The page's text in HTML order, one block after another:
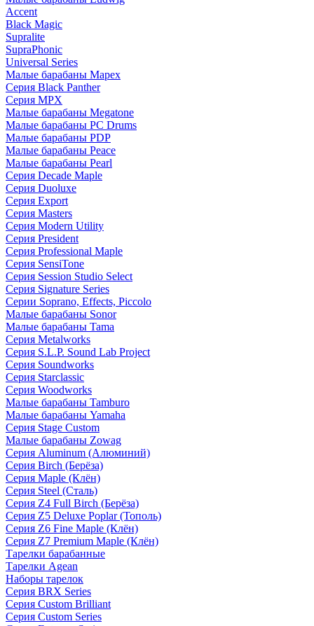
Accent
Black Magic
Supralite
SupraPhonic
Universal Series
Малые барабаны Mapex
Серия Black Panther
Серия MPX
Малые барабаны Megatone
Малые барабаны PC Drums
Малые барабаны PDP
Малые барабаны Peace
Малые барабаны Pearl
Серия Decade Maple
Серия Duoluxe
Серия Export
Серия Masters
Серия Modern Utility
Серия President
Серия Professional Maple
Серия SensiTone
Серия Session Studio Select
Серия Signature Series
Серии Soprano, Effects, Piccolo
Малые барабаны Sonor
Малые барабаны Tama
Серия Metalworks
Серия S.L.P. Sound Lab Project
Серия Soundworks
Серия Starclassic
Серия Woodworks
Малые барабаны Tamburo
Малые барабаны Yamaha
Серия Stage Custom
Малые барабаны Zowag
Серия Aluminum (Алюминий)
Серия Birch (Берёза)
Серия Maple (Клён)
Серия Steel (Сталь)
Серия Z4 Full Birch (Берёза)
Серия Z5 Deluxe Poplar (Тополь)
Серия Z6 Fine Maple (Клён)
Серия Z7 Premium Maple (Клён)
Тарелки барабанные
Тарелки Agean
Наборы тарелок
Серия BRX Series
Серия Custom Brilliant
Серия Custom Series